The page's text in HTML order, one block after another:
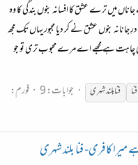
میں ترے عشق کا افسانہ بنوں بندگی کا وہ
بنوں عشق نے کر دیا مجبور یہاں تک مجھ
چاہت ہے مجھے اے مرے محبوب تری تو جو
فنا فنابلند شہری جوابات: 9
فورم:
کافری- فنا بلند شہری